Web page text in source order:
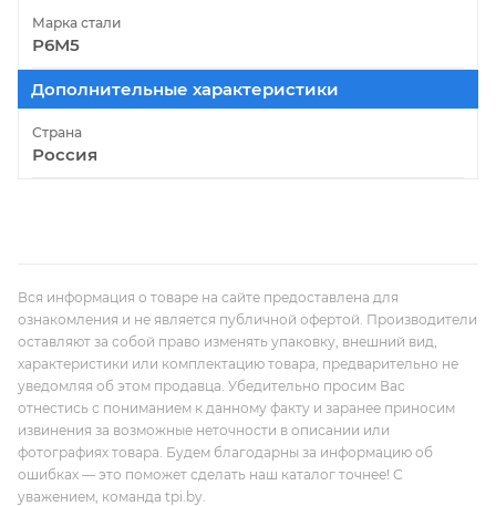
Марка стали
Р6М5
Дополнительные характеристики
Страна
Россия
Вся информация о товаре на сайте предоставлена для
ознакомления и не является публичной офертой. Производители
оставляют за собой право изменять упаковку, внешний вид,
характеристики или комплектацию товара, предварительно не
уведомляя об этом продавца. Убедительно просим Вас
отнестись с пониманием к данному факту и заранее приносим
извинения за возможные неточности в описании или
фотографиях товара. Будем благодарны за информацию об
ошибках — это поможет сделать наш каталог точнее! С
уважением, команда tpi.by.